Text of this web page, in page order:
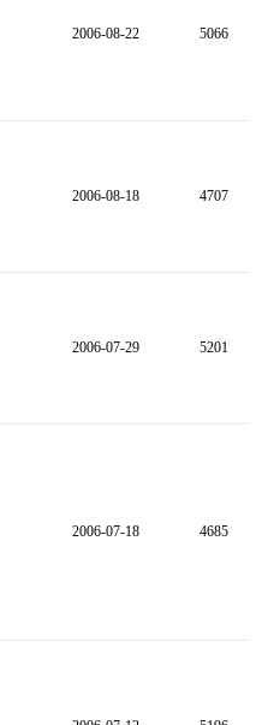
2006-08-22 5066
2006-08-18 4707
2006-07-29 5201
2006-07-18 4685